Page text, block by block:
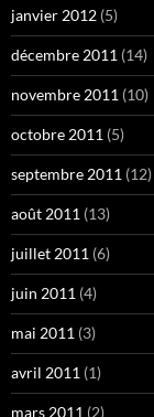
janvier 2012 (5)
décembre 2011 (14)
novembre 2011 (10)
octobre 2011 (5)
septembre 2011 (12)
août 2011 (13)
juillet 2011 (6)
juin 2011 (4)
mai 2011 (3)
avril 2011 (1)
mars 2011 (2)